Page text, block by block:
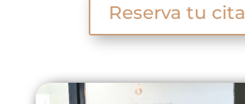
Reserva tu cita